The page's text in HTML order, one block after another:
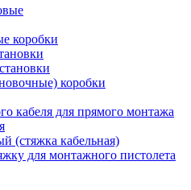
коробки
коробки
кабеля для прямого монтажа
(стяжка кабельная)
для монтажного пистолета